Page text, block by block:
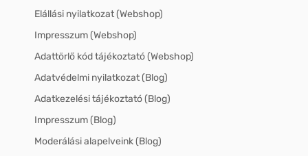
Elállási nyilatkozat (Webshop)
Impresszum (Webshop)
Adattörlő kód tájékoztató (Webshop)
Adatvédelmi nyilatkozat (Blog)
Adatkezelési tájékoztató (Blog)
Impresszum (Blog)
Moderálási alapelveink (Blog)